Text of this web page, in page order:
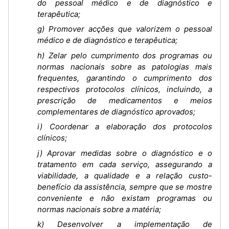
do pessoal médico e de diagnóstico e
terapêutica;
g) Promover acções que valorizem o pessoal
médico e de diagnóstico e terapêutica;
h) Zelar pelo cumprimento dos programas ou
normas nacionais sobre as patologias mais
frequentes, garantindo o cumprimento dos
respectivos protocolos clínicos, incluindo, a
prescrição de medicamentos e meios
complementares de diagnóstico aprovados;
i) Coordenar a elaboração dos protocolos
clínicos;
j) Aprovar medidas sobre o diagnóstico e o
tratamento em cada serviço, assegurando a
viabilidade, a qualidade e a relação custo-
benefício da assistência, sempre que se mostre
conveniente e não existam programas ou
normas nacionais sobre a matéria;
k) Desenvolver a implementação de